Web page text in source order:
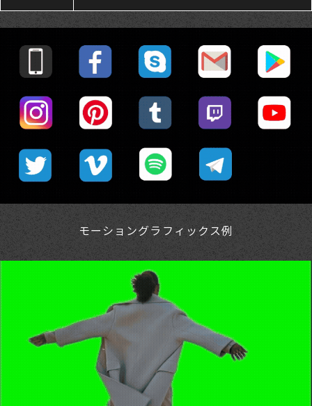
モーショングラフィックス例